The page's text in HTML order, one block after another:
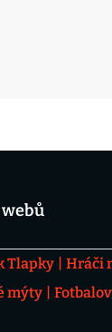
Tlapky Hráči
mýty